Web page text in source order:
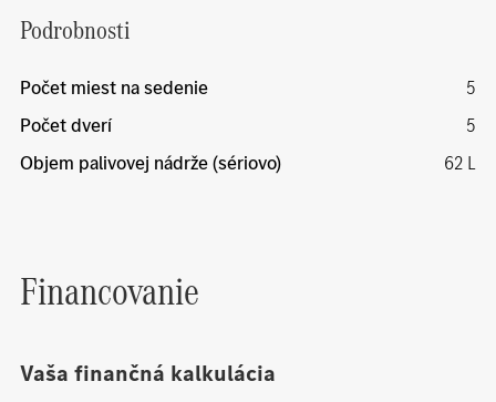
Podrobnosti
Počet miest na sedenie
5
Počet dverí
5
Objem palivovej nádrže (sériovo)
62 L
Financovanie
Vaša finančná kalkulácia